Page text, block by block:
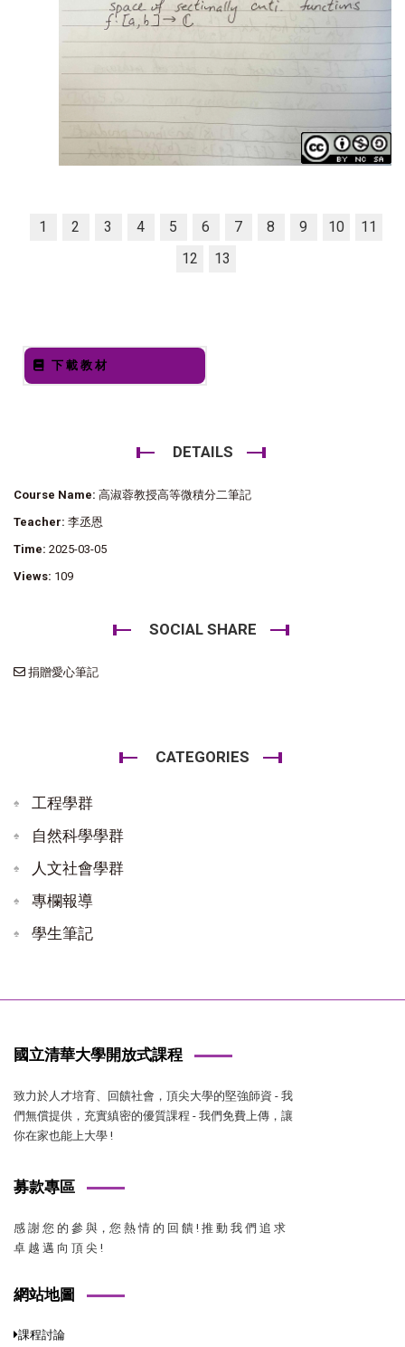
1 2 3 4 5 6 7 8 9 10
11
12
13
下載教材
DETAILS
Course Name: 高淑蓉教授高等微積分二筆記
Teacher: 李丞恩
Time: 2025-03-05
Views: 109
SOCIAL SHARE
捐贈愛心筆記
CATEGORIES
工程學群
自然科學學群
人文社會學群
專欄報導
學生筆記
國立清華大學開放式課程
致力於人才培育、回饋社會，頂尖大學的堅強師資 - 我
們無償提供，充實縝密的優質課程 - 我們免費上傳，讓
你在家也能上大學 !
募款專區
感 謝 您 的 參 與，您 熱 情 的 回 饋 ! 推 動 我 們 追 求
卓 越 邁 向 頂 尖 !
網站地圖
課程討論